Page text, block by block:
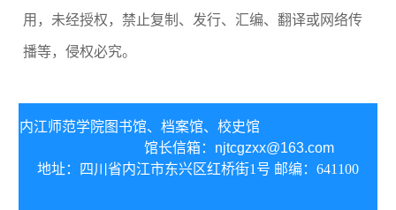
用，未经授权，禁止复制、发行、汇编、翻译或网络传
播等，侵权必究。
内江师范学院图书馆、 档案馆、校史馆
馆长信箱： njtcgzxx@163.com
地址：四川省内江市东兴区红桥街1号 邮编：641100